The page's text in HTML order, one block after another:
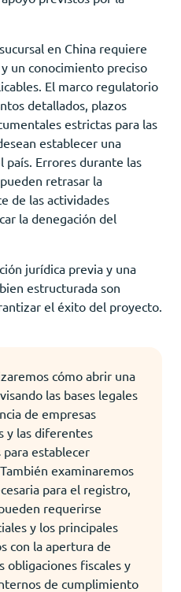
en China requiere
un conocimiento preciso
El marco regulatorio
detallados, plazos
estrictas para las
establecer una
país. Errores durante las
retrasar la
de las actividades
la denegación del
jurídica previa y una
estructurada son
el éxito del proyecto.
cómo abrir una
las bases legales
de empresas
y las diferentes
establecer
examinaremos
para el registro,
requerirse
y los principales
con la apertura de
obligaciones fiscales y
de cumplimiento